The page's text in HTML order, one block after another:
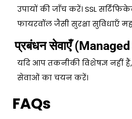
उपायों की जाँच करें। SSL
फायरवॉल जैसी सुरक्षा सुविधाएँ
प्रबंधन सेवाएँ
यदि आप तकनीकी विशेषज्ञ नहीं हैं,
सेवाओं का चयन करें।
FAQs